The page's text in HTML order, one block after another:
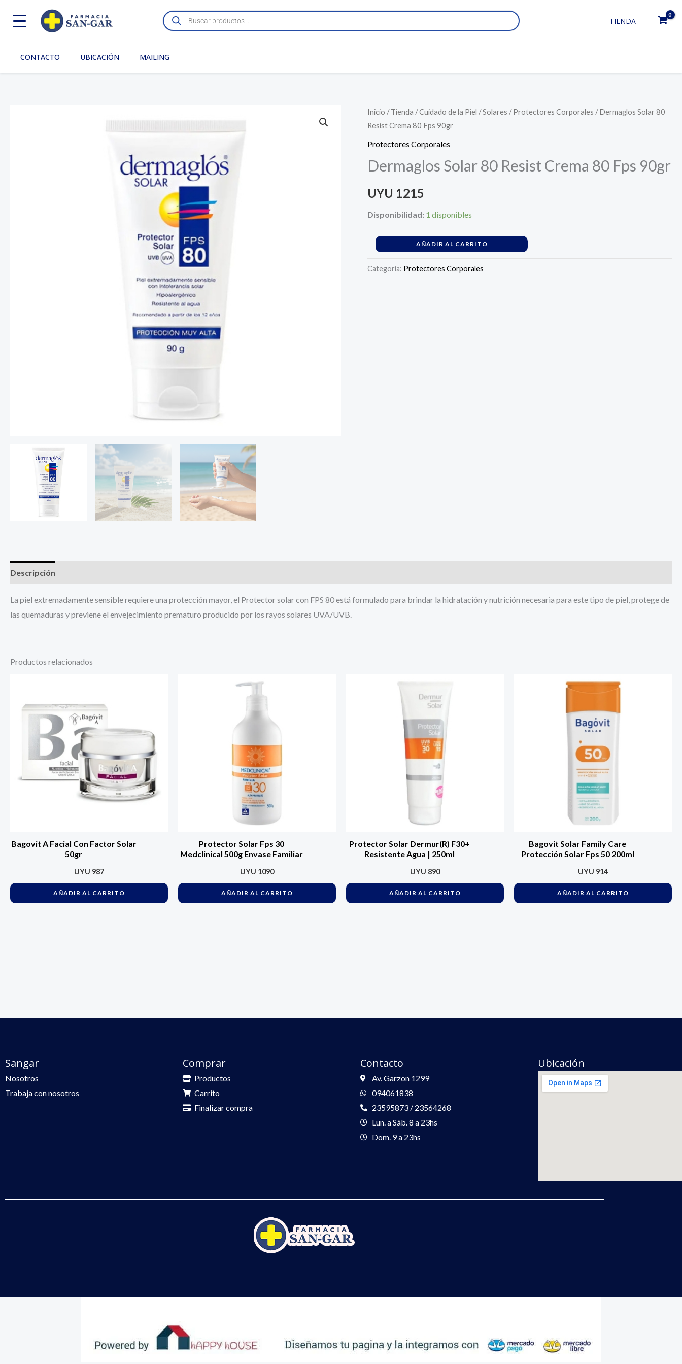
Búsqueda
de
productos
TIENDA
CONTACTO UBICACIÓN MAILING
Inicio /Tienda /Cuidado de la Piel /Solares /Protectores Corporales / Dermaglos Solar 80
Resist Crema 80 Fps 90gr
Protectores Corporales
Dermaglos Solar 80 Resist Crema 80 Fps 90gr
UYU 1215
Disponibilidad: 1 disponibles
Dermaglos
Solar
80
Crema
Fps
90gr
AÑADIR AL CARRITO
Categoría: Protectores Corporales
Descripción
La piel extremadamente sensible requiere una protección mayor, el Protector solar con FPS 80 está formulado para brindar la hidratación y nutrición necesaria para este tipo de piel, protege de
las quemaduras y previene el envejecimiento prematuro producido por los rayos solares UVA/UVB.
Productos relacionados
Bagovit A Facial Con Factor Solar
50gr
UYU 987
AÑADIR AL CARRITO
Protector Solar Fps 30
Medclinical 500g Envase Familiar
UYU 1090
AÑADIR AL CARRITO
Protector Solar Dermur(R) F30+
Resistente Agua | 250ml
UYU 890
AÑADIR AL CARRITO
Bagovit Solar Family Care
Protección Solar Fps 50 200ml
UYU 914
AÑADIR AL CARRITO
Sangar
Nosotros
Trabaja con nosotros
Comprar
Productos
Carrito
Finalizar compra
Contacto
Av. Garzon 1299
094061838
23595873 / 23564268
Lun. a Sáb. 8 a 23hs
Dom. 9 a 23hs
Ubicación